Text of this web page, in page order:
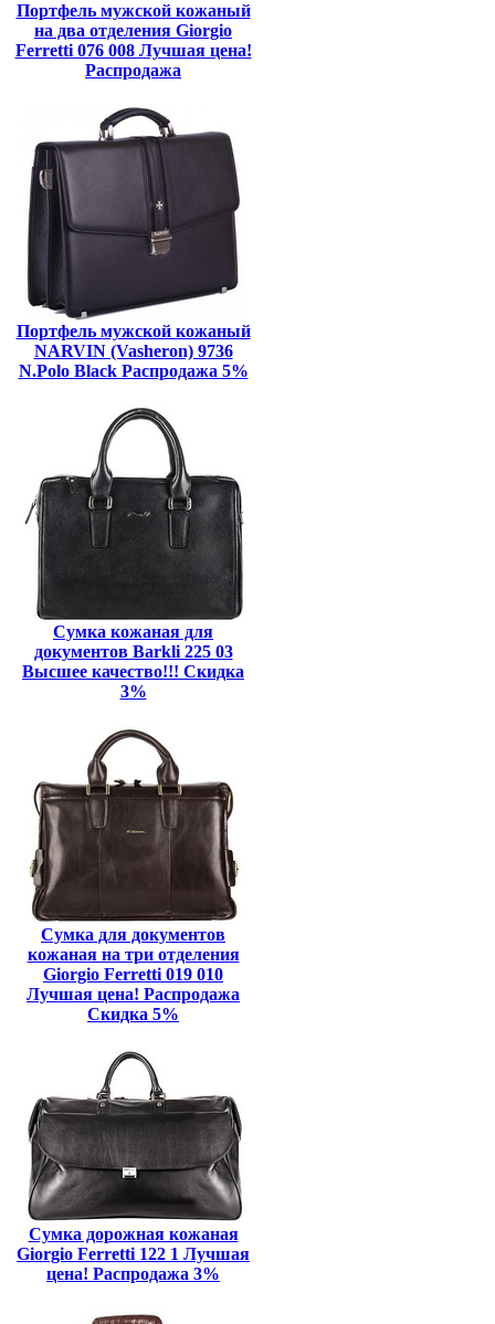
Портфель мужской кожаный
на два отделения Giorgio
Ferretti 076 008 Лучшая цена!
Распродажа
Портфель мужской кожаный
NARVIN (Vasheron) 9736
N.Polo Black Распродажа 5%
Сумка кожаная для
документов Barkli 225 03
Высшее качество!!! Скидка
3%
Сумка для документов
кожаная на три отделения
Giorgio Ferretti 019 010
Лучшая цена! Распродажа
Скидка 5%
Сумка дорожная кожаная
Giorgio Ferretti 122 1 Лучшая
цена! Распродажа 3%